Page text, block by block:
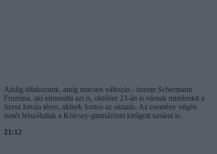
Addig tiltakozunk, amíg nincsen változás - üzente Schermann
Fruzsina, aki elmondta azt is, október 23-án is várnak mindenkit a
Szent István téren, akinek fontos az oktatás. Az esemény végén
ismét felszólaltak a Kölcsey-gimnázium kirúgott tanárai is.
21:12